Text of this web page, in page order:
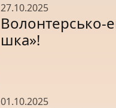
27.10.2025
Волонтерсько-
шка»!
01.10.2025